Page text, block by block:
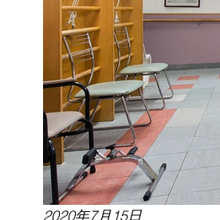
​2020年7月15日